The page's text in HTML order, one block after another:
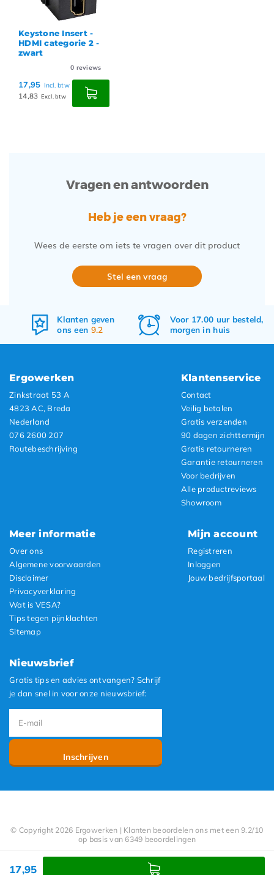
17,95
Keystone Insert -
HDMI categorie 2 -
zwart
0 reviews
17,95 Incl. btw
14,83 Excl. btw
Vragen en antwoorden
Heb je een vraag?
Wees de eerste om iets te vragen over dit product
Stel een vraag
Klanten geven
ons een 9.2
Voor 17.00 uur besteld,
morgen in huis
Ergowerken
Zinkstraat 53 A
4823 AC, Breda
Nederland
076 2600 207
Routebeschrijving
Klantenservice
Contact
Veilig betalen
Gratis verzenden
90 dagen zichttermijn
Gratis retourneren
Garantie retourneren
Voor bedrijven
Alle productreviews
Showroom
Meer informatie
Over ons
Algemene voorwaarden
Disclaimer
Privacyverklaring
Wat is VESA?
Tips tegen pijnklachten
Sitemap
Mijn account
Registreren
Inloggen
Jouw bedrijfsportaal
Nieuwsbrief
Gratis tips en advies ontvangen? Schrijf
je dan snel in voor onze nieuwsbrief:
Inschrijven
© Copyright 2026 Ergowerken | Klanten beoordelen ons met een 9.2/10
op basis van 6349 beoordelingen